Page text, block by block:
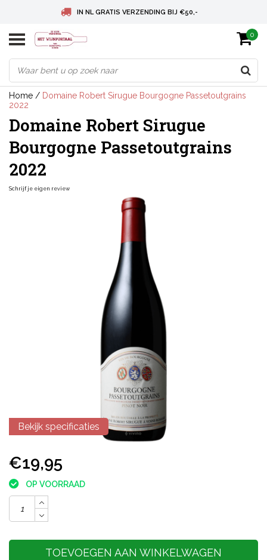
IN NL GRATIS VERZENDING BIJ €50,-
BELGIE GRATIS VERZENDING BIJ € 75
DEUTSCHLAND VERSANDKOSTENFREI AB € 75
0
Home / Domaine Robert Sirugue Bourgogne Passetoutgrains
2022
Domaine Robert Sirugue
Bourgogne Passetoutgrains
2022
Schrijf je eigen review
Bekijk specificaties
€19,95
OP VOORRAAD
TOEVOEGEN AAN WINKELWAGEN